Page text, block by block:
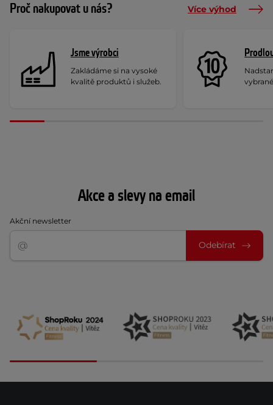
Proč nakupovat u nás? Více výhod
Jsme výrobci
Zakládáme si na vysoké
kvalitě produktů i služeb.
Akce a slevy na email
Akční newsletter
Odebírat